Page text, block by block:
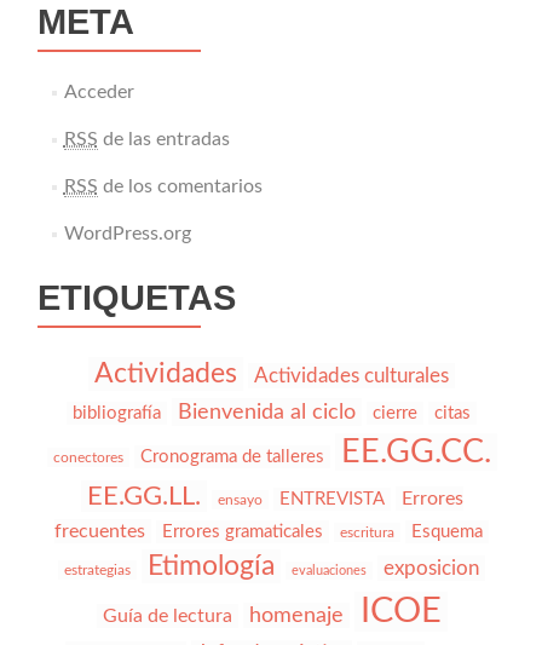
META
Acceder
RSS de las entradas
RSS de los comentarios
WordPress.org
ETIQUETAS
Actividades Actividades culturales
bibliografía Bienvenida al ciclo cierre citas
conectores Cronograma de talleres EE.GG.CC.
EE.GG.LL. ensayo ENTREVISTA
Errores
frecuentes
Errores gramaticales escritura Esquema
estrategias Etimología evaluaciones exposicion
Guía de lectura homenaje ICOE